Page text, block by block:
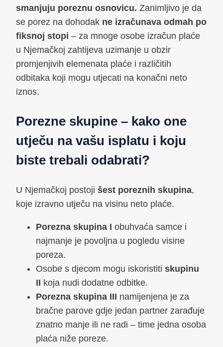
smanjuju poreznu osnovicu. Zanimljivo je da
se porez na dohodak ne izračunava odmah po
fiksnoj stopi – za mnoge osobe izračun plaće
u Njemačkoj zahtijeva uzimanje u obzir
promjenjivih elemenata plaće i različitih
odbitaka koji mogu utjecati na konačni neto
iznos.
Porezne skupine – kako one
utječu na vašu isplatu i koju
biste trebali odabrati?
U Njemačkoj postoji šest poreznih skupina,
koje izravno utječu na visinu neto plaće.
Porezna skupina I obuhvaća samce i
najmanje je povoljna u pogledu visine
poreza.
Osobe s djecom mogu iskoristiti skupinu
II koja nudi dodatne odbitke.
Porezna skupina III namijenjena je za
bračne parove gdje jedan partner zarađuje
znatno manje ili ne radi – time jedna osoba
plaća niže poreze.